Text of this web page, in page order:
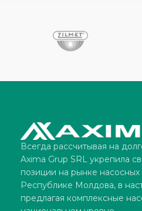
Всегда рассчитывая на
Axima Grup SRL укрепила
позиции на рынке
Республике Молдова, в
предлагая комплексные